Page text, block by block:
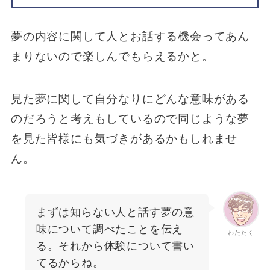
夢の内容に関して人とお話する機会ってあん
まりないので楽しんでもらえるかと。
見た夢に関して自分なりにどんな意味がある
のだろうと考えもしているので同じような夢
を見た皆様にも気づきがあるかもしれませ
ん。
わたたく
まずは知らない人と話す夢の意
味について調べたことを伝え
る。それから体験について書い
てるからね。